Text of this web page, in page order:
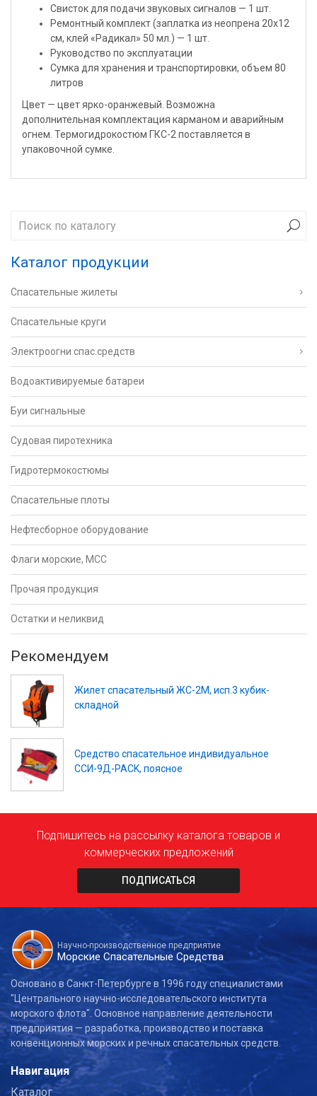
Свисток для подачи звуковых сигналов — 1 шт.
Ремонтный комплект (заплатка из неопрена 20х12
см, клей «Радикал» 50 мл.) — 1 шт.
Руководство по эксплуатации
Сумка для хранения и транспортировки, объем 80
литров
Цвет — цвет ярко-оранжевый. Возможна
дополнительная комплектация карманом и аварийным
огнем. Термогидрокостюм ГКС-2 поставляется в
упаковочной сумке.
Каталог продукции
Спасательные жилеты
Спасательные круги
Электроогни спас.средств
Водоактивируемые батареи
Буи сигнальные
Судовая пиротехника
Гидротермокостюмы
Спасательные плоты
Нефтесборное оборудование
Флаги морские, МСС
Прочая продукция
Остатки и неликвид
Рекомендуем
Жилет спасательный ЖС-2М, исп.3 кубик-
складной
Средство спасательное индивидуальное
ССИ-9Д-PACK, поясное
Подпишитесь на рассылку каталога товаров и
коммерческих предложений
ПОДПИСАТЬСЯ
Научно-производственное предприятие
Морские Спасательные Средства
Основано в Санкт-Петербурге в 1996 году специалистами
"Центрального научно-исследовательского института
морского флота". Основное направление деятельности
предприятия — разработка, производство и поставка
конвенционных морских и речных спасательных средств.
Навигация
Каталог